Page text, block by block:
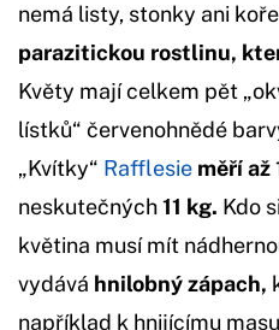
nemá listy, stonky ani
parazitickou rostlinu,
Květy mají celkem pět
lístků“ červenohnědé
„Kvítky“ Rafflesie měří až
neskutečných11 kg. Kdo
květina musí mít
vydává hnilobný zápach,
například k hnijícímu